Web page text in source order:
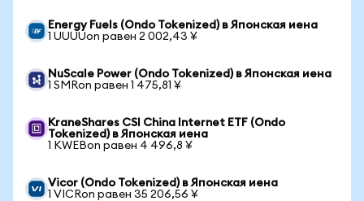
Energy Fuels (Ondo Tokenized) в Японская иена
1 UUUUon равен 2 002,43 ¥
NuScale Power (Ondo Tokenized) в Японская иена
1 SMRon равен 1 475,81 ¥
KraneShares CSI China Internet ETF (Ondo
Tokenized) в Японская иена
1 KWEBon равен 4 496,8 ¥
Vicor (Ondo Tokenized) в Японская иена
1 VICRon равен 35 206,56 ¥